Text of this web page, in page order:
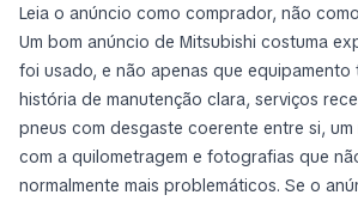
Leia o anúncio como comprador, não
Um bom anúncio de Mitsubishi costuma
foi usado, e não apenas que equipamento
história de manutenção clara, serviços
pneus com desgaste coerente entre si,
com a quilometragem e fotografias que
normalmente mais problemáticos. Se o